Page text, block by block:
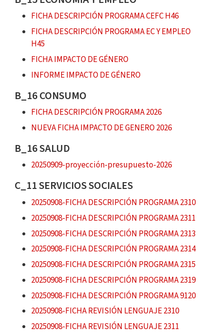
FICHA DESCRIPCIÓN PROGRAMA CEFC H46
FICHA DESCRIPCIÓN PROGRAMA EC Y EMPLEO
H45
FICHA IMPACTO DE GÉNERO
INFORME IMPACTO DE GÉNERO
B_16 CONSUMO
FICHA DESCRIPCIÓN PROGRAMA 2026
NUEVA FICHA IMPACTO DE GENERO 2026
B_16 SALUD
20250909-proyección-presupuesto-2026
C_11 SERVICIOS SOCIALES
20250908-FICHA DESCRIPCIÓN PROGRAMA 2310
20250908-FICHA DESCRIPCIÓN PROGRAMA 2311
20250908-FICHA DESCRIPCIÓN PROGRAMA 2313
20250908-FICHA DESCRIPCIÓN PROGRAMA 2314
20250908-FICHA DESCRIPCIÓN PROGRAMA 2315
20250908-FICHA DESCRIPCIÓN PROGRAMA 2319
20250908-FICHA DESCRIPCIÓN PROGRAMA 9120
20250908-FICHA REVISIÓN LENGUAJE 2310
20250908-FICHA REVISIÓN LENGUAJE 2311